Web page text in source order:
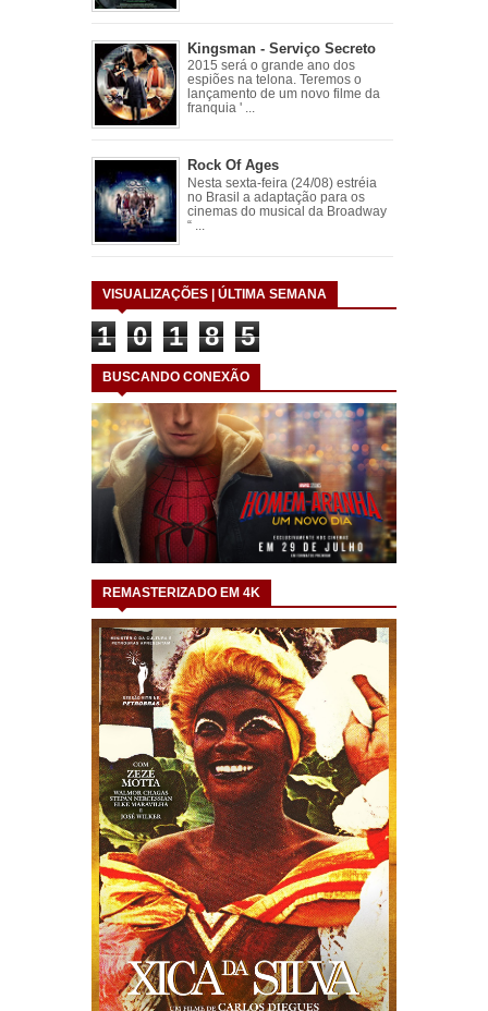
Kingsman - Serviço Secreto
2015 será o grande ano dos
espiões na telona. Teremos o
lançamento de um novo filme da
franquia ' ...
Rock Of Ages
Nesta sexta-feira (24/08) estréia
no Brasil a adaptação para os
cinemas do musical da Broadway
“ ...
VISUALIZAÇÕES | ÚLTIMA SEMANA
1 0 1 8 5
BUSCANDO CONEXÃO
REMASTERIZADO EM 4K